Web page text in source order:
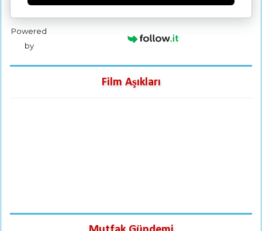
Powered
by
Film Aşıkları